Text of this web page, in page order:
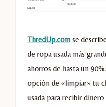
ThredUp.com se
de ropa usada más
ahorros de hasta un
opción de «limpiar» tu
usada para recibir